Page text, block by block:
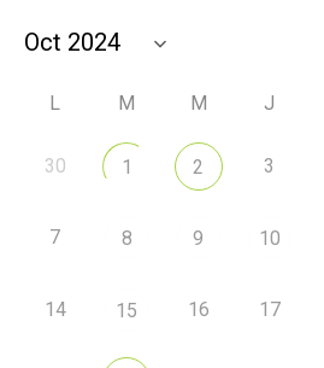
L M M J
30 1 2 3
7 8 9 10
14 15 16 17